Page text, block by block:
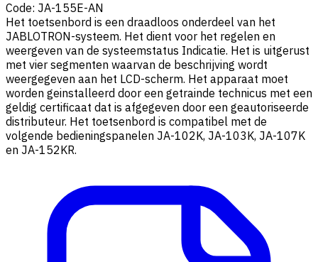
Code: JA-155E-AN
Het toetsenbord is een draadloos onderdeel van het
JABLOTRON-systeem. Het dient voor het regelen en
weergeven van de systeemstatus Indicatie. Het is uitgerust
met vier segmenten waarvan de beschrijving wordt
weergegeven aan het LCD-scherm. Het apparaat moet
worden geinstalleerd door een getrainde technicus met een
geldig certificaat dat is afgegeven door een geautoriseerde
distributeur. Het toetsenbord is compatibel met de
volgende bedieningspanelen JA-102K, JA-103K, JA-107K
en JA-152KR.